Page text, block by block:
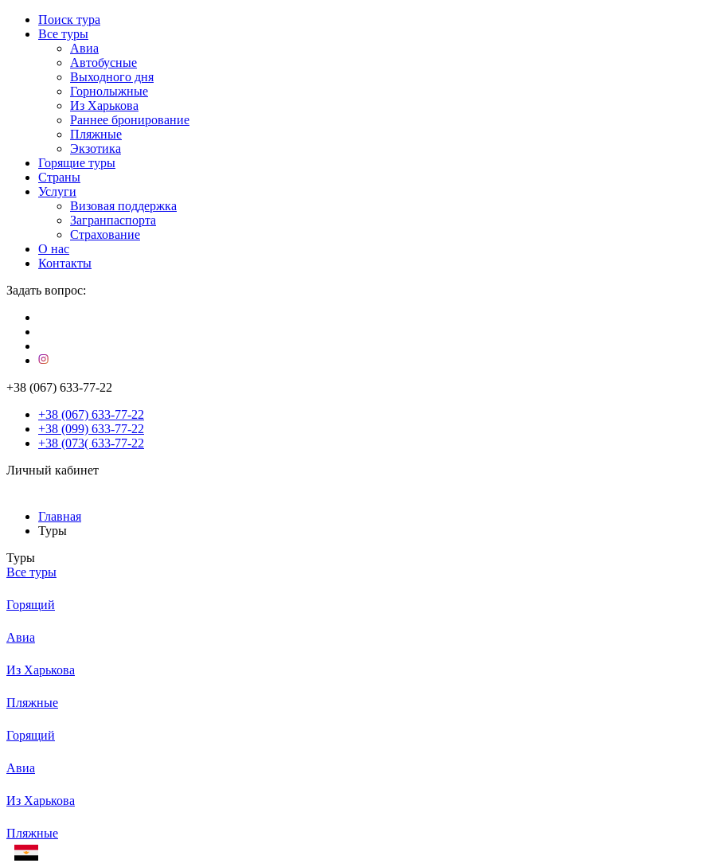
Поиск тура
Все туры
Авиа
Автобусные
Выходного дня
Горнолыжные
Из Харькова
Раннее бронирование
Пляжные
Экзотика
Горящие туры
Страны
Услуги
Визовая поддержка
Загранпаспорта
Страхование
О нас
Контакты
Задать вопрос:
+38 (067) 633-77-22
+38 (067) 633-77-22
+38 (099) 633-77-22
+38 (073( 633-77-22
Личный кабинет
Главная
Туры
Туры
Все туры
Горящий
Авиа
Из Харькова
Пляжные
Горящий
Авиа
Из Харькова
Пляжные